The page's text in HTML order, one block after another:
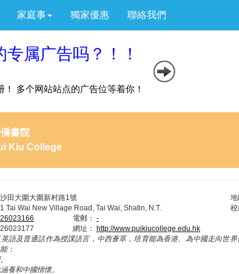
家庭事 獨家優惠 聯絡我們
書院
Kiu College
沙田大圍大圍新村路1號
1 Tai Wai New Village Road, Tai Wai, Shatin, N.T.
26023166 電郵： -
26023177 網址：
http://www.puikiucollege.edu.hk
語及普通話作為授課語言，中西薈萃，培育能為香港、為中國走向世
：
養和中國情懷。